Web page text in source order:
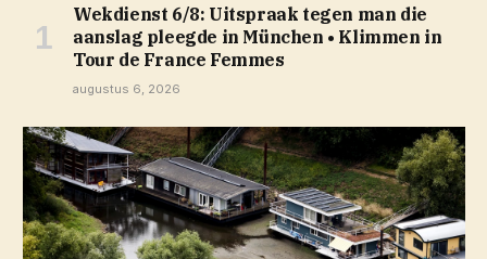
Wekdienst 6/8: Uitspraak tegen man die
aanslag pleegde in München • Klimmen in
Tour de France Femmes
augustus 6, 2026